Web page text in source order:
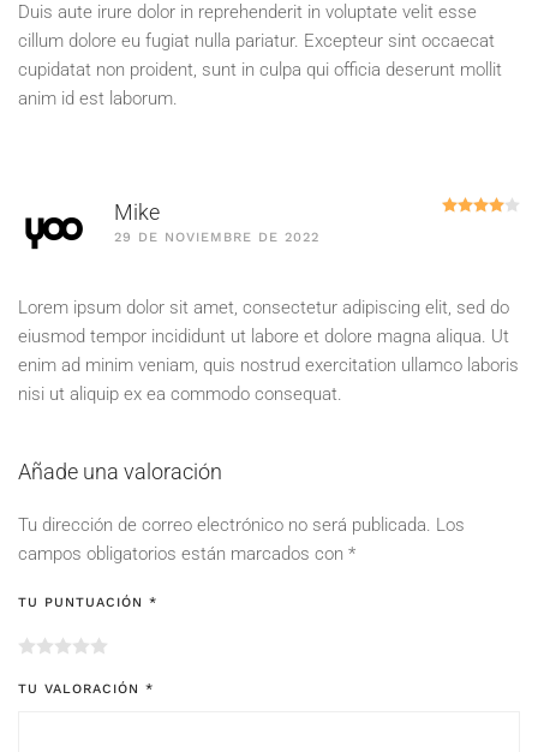
Duis aute irure dolor in reprehenderit in voluptate velit esse
cillum dolore eu fugiat nulla pariatur. Excepteur sint occaecat
cupidatat non proident, sunt in culpa qui officia deserunt mollit
anim id est laborum.
Mike
29 DE NOVIEMBRE DE 2022
Lorem ipsum dolor sit amet, consectetur adipiscing elit, sed do
eiusmod tempor incididunt ut labore et dolore magna aliqua. Ut
enim ad minim veniam, quis nostrud exercitation ullamco laboris
nisi ut aliquip ex ea commodo consequat.
Añade una valoración
Tu dirección de correo electrónico no será publicada. Los
campos obligatorios están marcados con *
TU PUNTUACIÓN *
TU VALORACIÓN *